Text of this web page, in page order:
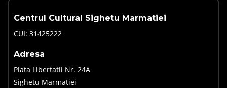
Centrul Cultural Sighetu Marmatiei
CUI: 31425222
Adresa
Piata Libertatii Nr. 24A
Sighetu Marmatiei